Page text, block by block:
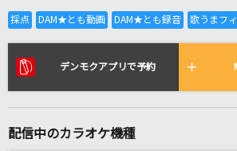
全国りれき
リアルタイムで歌われている
デンモクアプリで予約
配信中のカラオケ機種